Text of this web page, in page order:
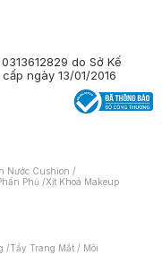
do Sở Kế
ngày 13/01/2016
Nước Cushion /
Phủ /Xịt Khoá Makeup
/Tẩy Trang Mắt / Môi